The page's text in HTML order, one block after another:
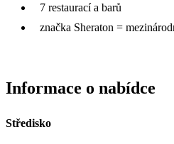
7 restaurací a barů
značka Sheraton =
Informace o nabídce
Středisko